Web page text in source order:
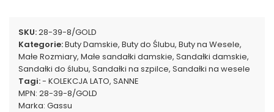
SKU:28-39-8/GOLD
Kategorie:Buty Damskie, Buty do Ślubu, Buty na Wesele,
Małe Rozmiary, Małe sandałki damskie, Sandałki damskie,
Sandałki do ślubu, Sandałki na szpilce, Sandałki na wesele
Tagi:- KOLEKCJA LATO, SANNE
MPN: 28-39-8/GOLD
Marka: Gassu